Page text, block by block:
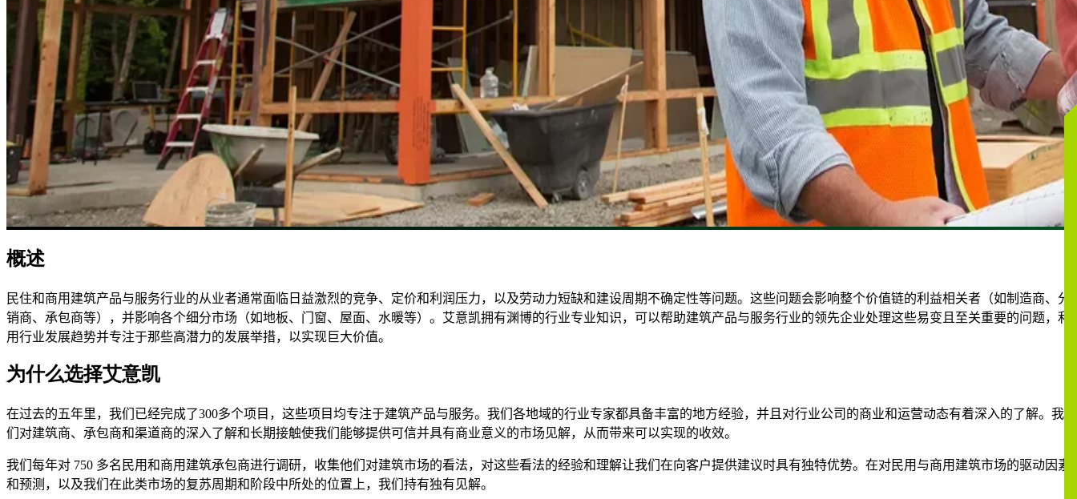
概述
民住和商用建筑产品与服务行业的从业者通常面临日益激烈的竞争、定价和利润压力，以及劳动力短缺和建设周期不确定性等问题。这些问题会影响整个价值链的利益相关者（如制造商、分
销商、承包商等），并影响各个细分市场（如地板、门窗、屋面、水暖等）。艾意凯拥有渊博的行业专业知识，可以帮助建筑产品与服务行业的领先企业处理这些易变且至关重要的问题，利
用行业发展趋势并专注于那些高潜力的发展举措，以实现巨大价值。
为什么选择艾意凯
在过去的五年里，我们已经完成了300多个项目，这些项目均专注于建筑产品与服务。我们各地域的行业专家都具备丰富的地方经验，并且对行业公司的商业和运营动态有着深入的了解。我
们对建筑商、承包商和渠道商的深入了解和长期接触使我们能够提供可信并具有商业意义的市场见解，从而带来可以实现的收效。
我们每年对 750 多名民用和商用建筑承包商进行调研，收集他们对建筑市场的看法，对这些看法的经验和理解让我们在向客户提供建议时具有独特优势。在对民用与商用建筑市场的驱动因素
和预测，以及我们在此类市场的复苏周期和阶段中所处的位置上，我们持有独有见解。